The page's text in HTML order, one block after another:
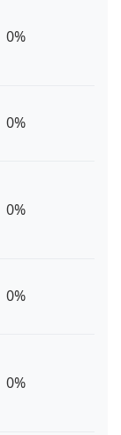
0%
0%
0%
0%
0%